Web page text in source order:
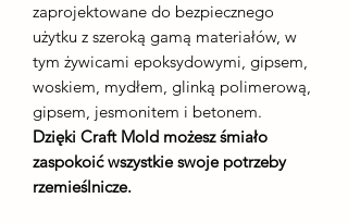
zaprojektowane do bezpiecznego
użytku z szeroką gamą materiałów, w
tym żywicami epoksydowymi, gipsem,
woskiem, mydłem, glinką polimerową,
gipsem, jesmonitem i betonem.
Dzięki Craft Mold możesz śmiało
zaspokoić wszystkie swoje potrzeby
rzemieślnicze.